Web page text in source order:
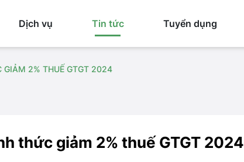
Dịch vụ Tin tức Tuyển dụng
2% THUẾ GTGT 2024
thức giảm 2% thuế GTGT 2024